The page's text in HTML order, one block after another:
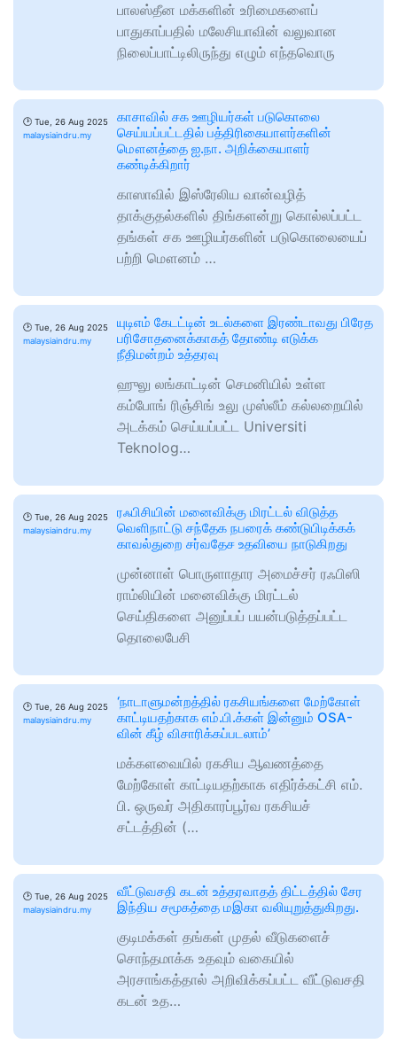
பாலஸ்தீன மக்களின் உரிமைகளைப்
பாதுகாப்பதில் மலேசியாவின் வலுவான
நிலைப்பாட்டிலிருந்து எழும் எந்தவொரு
🕑 Tue, 26 Aug 2025
malaysiaindru.my
காசாவில் சக ஊழியர்கள் படுகொலை
செய்யப்பட்டதில் பத்திரிகையாளர்களின்
மௌனத்தை ஐ.நா. அறிக்கையாளர்
கண்டிக்கிறார்
காஸாவில் இஸ்ரேலிய வான்வழித்
தாக்குதல்களில் திங்களன்று கொல்லப்பட்ட
தங்கள் சக ஊழியர்களின் படுகொலையைப்
பற்றி மௌனம் …
🕑 Tue, 26 Aug 2025
malaysiaindru.my
யுடிஎம் கேடட்டின் உடல்களை இரண்டாவது பிரேத
பரிசோதனைக்காகத் தோண்டி எடுக்க
நீதிமன்றம் உத்தரவு
ஹுலு லங்காட்டின் செமனியில் உள்ள
கம்போங் ரிஞ்சிங் உலு முஸ்லீம் கல்லறையில்
அடக்கம் செய்யப்பட்ட Universiti
Teknolog…
🕑 Tue, 26 Aug 2025
malaysiaindru.my
ரஃபிசியின் மனைவிக்கு மிரட்டல் விடுத்த
வெளிநாட்டு சந்தேக நபரைக் கண்டுபிடிக்கக்
காவல்துறை சர்வதேச உதவியை நாடுகிறது
முன்னாள் பொருளாதார அமைச்சர் ரஃபிஸி
ராம்லியின் மனைவிக்கு மிரட்டல்
செய்திகளை அனுப்பப் பயன்படுத்தப்பட்ட
தொலைபேசி
🕑 Tue, 26 Aug 2025
malaysiaindru.my
‘நாடாளுமன்றத்தில் ரகசியங்களை மேற்கோள்
காட்டியதற்காக எம்.பி.க்கள் இன்னும் OSA-
வின் கீழ் விசாரிக்கப்படலாம்’
மக்களவையில் ரகசிய ஆவணத்தை
மேற்கோள் காட்டியதற்காக எதிர்க்கட்சி எம்.
பி. ஒருவர் அதிகாரப்பூர்வ ரகசியச்
சட்டத்தின் (…
🕑 Tue, 26 Aug 2025
malaysiaindru.my
வீட்டுவசதி கடன் உத்தரவாதத் திட்டத்தில் சேர
இந்திய சமூகத்தை மஇகா வலியுறுத்துகிறது.
குடிமக்கள் தங்கள் முதல் வீடுகளைச்
சொந்தமாக்க உதவும் வகையில்
அரசாங்கத்தால் அறிவிக்கப்பட்ட வீட்டுவசதி
கடன் உத…